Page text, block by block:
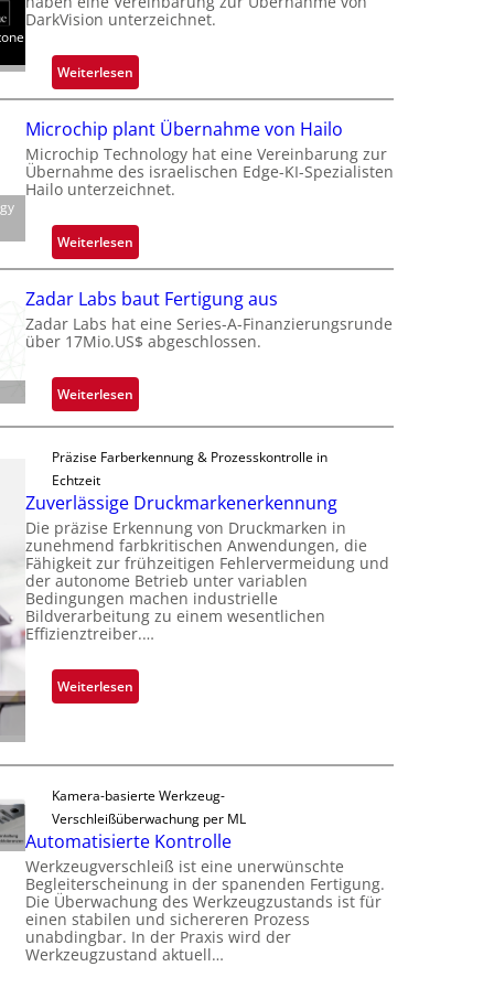
DarkVision unterzeichnet.
Weiterlesen:
B
a
c
k
o
e
ü
b
r
m
t
D
a
r
k
V
s
i
Microchip plant Übernahme von Hailo
Microchip Technology hat eine Vereinbarung zur
Übernahme des israelischen Edge-KI-Spezialisten
Hailo unterzeichnet.
Weiterlesen:
M
c
r
c
h
i
l
n
t
Ü
b
e
n
a
v
o
n
H
a
i
l
o
Zadar Labs baut Fertigung aus
Zadar Labs hat eine Series-A-Finanzierungsrunde
über 17Mio.US$ abgeschlossen.
Weiterlesen:
Z
d
r
L
a
b
s
b
u
t
r
g
u
n
g
a
u
Präzise Farberkennung & Prozesskontrolle in
Echtzeit
Zuverlässige Druckmarkenerkennung
Die präzise Erkennung von Druckmarken in
zunehmend farbkritischen Anwendungen, die
Fähigkeit zur frühzeitigen Fehlervermeidung und
der autonome Betrieb unter variablen
Bedingungen machen industrielle
Bildverarbeitung zu einem wesentlichen
Effizienztreiber.…
Weiterlesen:
Z
r
l
ä
s
s
g
e
Kamera-basierte Werkzeug-
Verschleißüberwachung per ML
Automatisierte Kontrolle
Werkzeugverschleiß ist eine unerwünschte
Begleiterscheinung in der spanenden Fertigung.
Die Überwachung des Werkzeugzustands ist für
einen stabilen und sichereren Prozess
unabdingbar. In der Praxis wird der
Werkzeugzustand aktuell…